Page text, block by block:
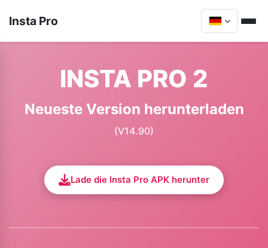
Insta Pro
INSTA PRO 2
Neueste Version herunterladen
(V14.90)
Lade die Insta Pro APK herunter